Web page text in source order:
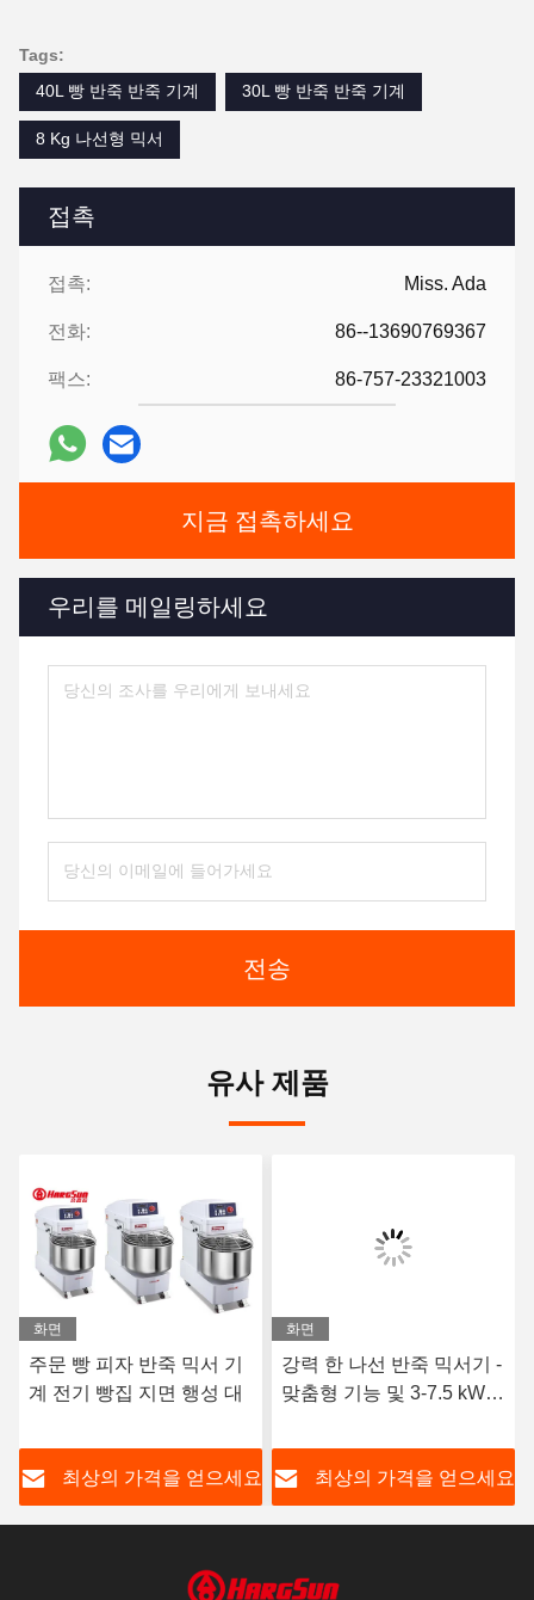
접촉
접촉: Miss. Ada
전화: 86--13690769367
팩스: 86-757-23321003
지금 접촉하세요
우리를 메일링하세요
전송
Tags:
40L 빵 반죽 반죽 기계
30L 빵 반죽 반죽 기계
8 Kg 나선형 믹서
유사 제품
화면
주문 빵 피자 반죽 믹서 기
계 전기 빵집 지면 행성 대
최상의 가격을 얻으세요
화면
강력 한 나선 반죽 믹서기 -
맞춤형 기능 및 3-7.5 kW
최상의 가격을 얻으세요